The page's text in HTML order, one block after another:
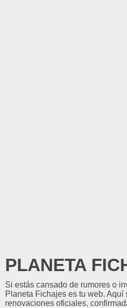
PLANETA
Si estás cansado de rumores o
Planeta Fichajes es tu web.
renovaciones oficiales,